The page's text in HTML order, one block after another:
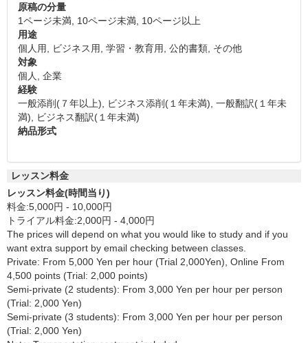
原稿の分量
1ページ未満, 10ページ未満, 10ページ以上
用途
個人用, ビジネス用, 学習・教育用, 公的書類, その他
対象
個人, 企業
経験
一般添削(７年以上), ビジネス添削(１年未満), 一般翻訳(１年未
満), ビジネス翻訳(１年未満)
納品形式
レッスン料金
レッスン料金(時間当り)
料金:5,000円 - 10,000円
トライアル料金:2,000円 - 4,000円
The prices will depend on what you would like to study and if you
want extra support by email checking between classes.
Private: From 5,000 Yen per hour (Trial 2,000Yen), Online From
4,500 points (Trial: 2,000 points)
Semi-private (2 students): From 3,000 Yen per hour per person
(Trial: 2,000 Yen)
Semi-private (3 students): From 3,000 Yen per hour per person
(Trial: 2,000 Yen)